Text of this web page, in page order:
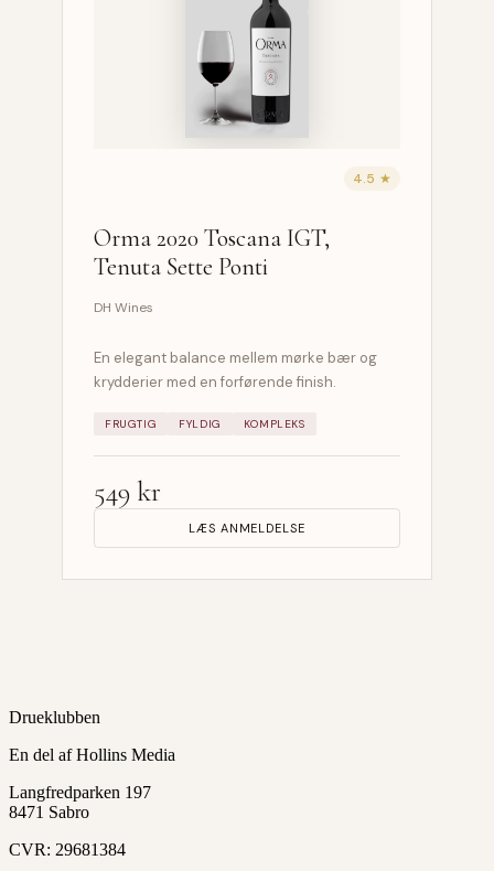
4.5 ★
Orma 2020 Toscana IGT,
Tenuta Sette Ponti
DH Wines
En elegant balance mellem mørke bær og
krydderier med en forførende finish.
FRUGTIG FYLDIG KOMPLEKS
549 kr
LÆS ANMELDELSE
Drueklubben
En del af Hollins Media
Langfredparken 197
8471 Sabro
CVR: 29681384